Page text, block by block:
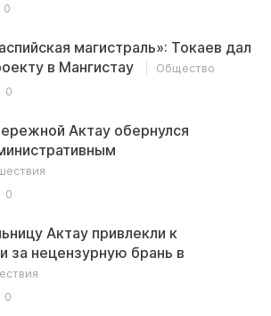
0
магистраль»: Токаев дал
в Мангистау
Общество
0
Актау обернулся
0
Актау привлекли к
за нецензурную брань в
0